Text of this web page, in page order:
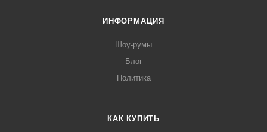
ИНФОРМАЦИЯ
Шоу-румы
Блог
Политика
КАК КУПИТЬ